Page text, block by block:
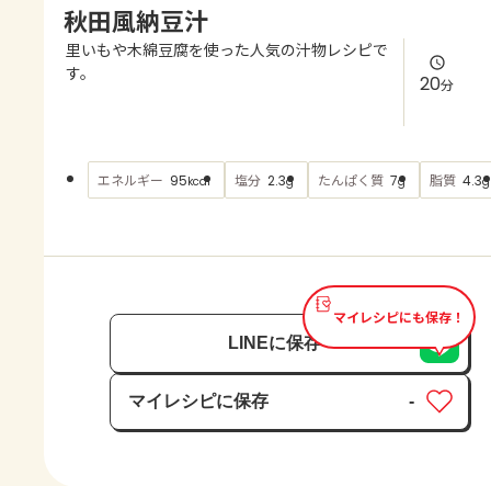
よくあるお問い合わせ
AJINOMOTO PARK とは
秋田風納豆汁
里いもや木綿豆腐を使った人気の汁物レシピで
す。
20分
エネルギー 95kcal 塩分 2.3g たんぱく質 7g 脂質 4.3g
マイレシピにも保存！
LINEに保存
マイレシピに保存
保存済み
-